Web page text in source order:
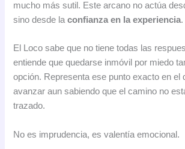
mucho más sutil. Este arcano no actúa
sino desde laconfianza en la experiencia.
El Loco sabe que no tiene todas las
entiende que quedarse inmóvil por miedo
opción. Representa ese punto exacto en el
avanzar aun sabiendo que el camino no
trazado.
No es imprudencia, es valentía emocional.